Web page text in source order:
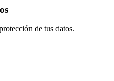
de tus datos.